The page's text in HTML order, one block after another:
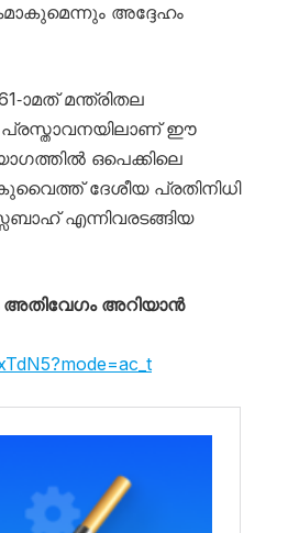
അദ്ദേഹം
ാമത് മന്ത്രിതല
പ്രസ്താവനയിലാണ് ഈ
ഒപെക്കിലെ
ദേശീയ പ്രതിനിധി
എന്നിവരടങ്ങിയ
അറിയാൻ